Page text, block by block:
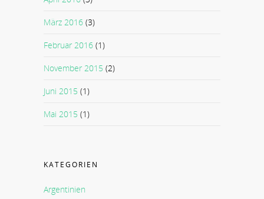
März 2016 (3)
Februar 2016 (1)
November 2015 (2)
Juni 2015 (1)
Mai 2015 (1)
KATEGORIEN
Argentinien